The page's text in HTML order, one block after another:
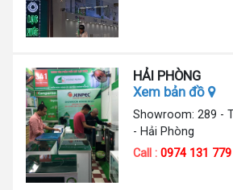
HẢI PHÒNG
Xem bản đồ
Showroom: 289 -
- Hải Phòng
Call :0974 131 779